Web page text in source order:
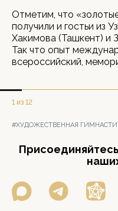
Отметим, что
получили и гостьи из
Хакимова (Ташкент) и
Так что опыт
всероссийский,
1 из 12
#ХУДОЖЕСТВЕННАЯ